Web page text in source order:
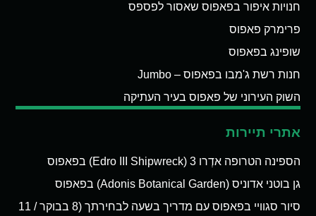
חנויות איפור בפאפוס שאסור לפספס
פרימרק פאפוס
שופינג בפאפוס
חנות רשת ג'מבו בפאפוס – Jumbo
השוק העירוני של פאפוס בעיר העתיקה
אתרי תיירות
הספינה הטרופה אדְרו 3 (Edro III Shipwreck) בפאפוס
גן בוטני אדוניס (Adonis Botanical Garden) בפאפוס
סיור סגוויי בפאפוס עם מדריך בשעה לבחירתך (8 בבוקר / 11